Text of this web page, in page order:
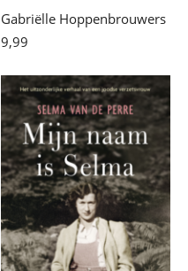
Gabriëlle Hoppenbrouwers
9,99